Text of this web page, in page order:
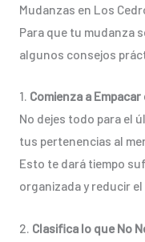
Mudanzas en Los
Para que tu mudanza
algunos consejos
1. Comienza a
No dejes todo para el
tus pertenencias al
Esto te dará tiempo
organizada y reducir
2. Clasifica lo que No